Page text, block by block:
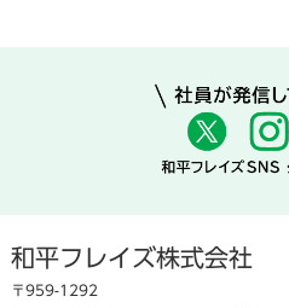
和平フレイズ株式会社
〒959-1292